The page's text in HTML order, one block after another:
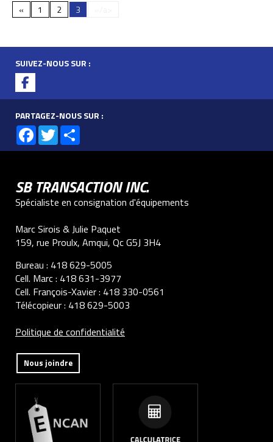
« 1 2 3
SUIVEZ-NOUS SUR :
PARTAGEZ-NOUS SUR :
Facebook
Twitter
SB TRANSACTION INC.
Spécialiste en consignation d'équipements
Marc Sirois & Julie Paquet
159, rue Proulx, Amqui, Qc G5J 3H4
Bureau : 418 629-5005
Cell. Marc : 418 631-3977
Cell. François-Xavier : 418 330-0561
Télécopieur : 418 629-5003
Politique de confidentialité
Nous joindre